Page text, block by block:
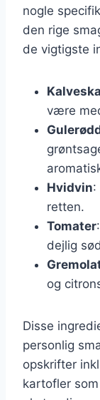
nogle
den rige
de vigtigste
være
Hvidvin:
retten.
Tomater
dejlig
og
Disse
personlig
opskrifter
kartofler